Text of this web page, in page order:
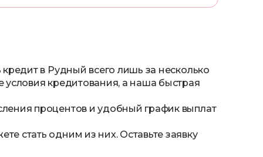
в Рудный всего лишь за несколько
кредитования, а наша быстрая
процентов и удобный график выплат
стать одним из них. Оставьте заявку